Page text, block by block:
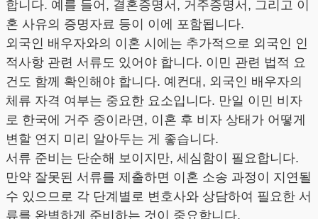
합니다. 예를 들어, 결혼증명서, 거주증명서, 그리고 이
혼 사유의 증명자료 등이 이에 포함됩니다.
외국인 배우자와의 이혼 시에는 추가적으로 외국인 인
적사항 관련 서류도 있어야 합니다. 이민 관련 법적 요
건도 함께 확인해야 합니다. 예컨대, 외국인 배우자의
체류 자격 여부는 중요한 요소입니다. 만일 이민 비자
로 한국에 거주 중이라면, 이혼 후 비자 상태가 어떻게
변할 연지 미리 알아두는 게 좋습니다.
서류 준비는 단순해 보이지만, 세심함이 필요합니다.
만약 잘못된 서류를 제출하면 이혼 소송 과정이 지연될
수 있으므로 각 단계별로 변호사와 상담하여 필요한 서
류를 완벽하게 준비하는 것이 중요합니다.